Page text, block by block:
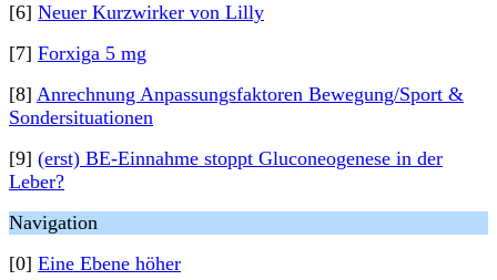
[6] Neuer Kurzwirker von Lilly
[7] Forxiga 5 mg
[8] Anrechnung Anpassungsfaktoren Bewegung/Sport &
Sondersituationen
[9] (erst) BE-Einnahme stoppt Gluconeogenese in der
Leber?
Navigation
[0] Eine Ebene höher